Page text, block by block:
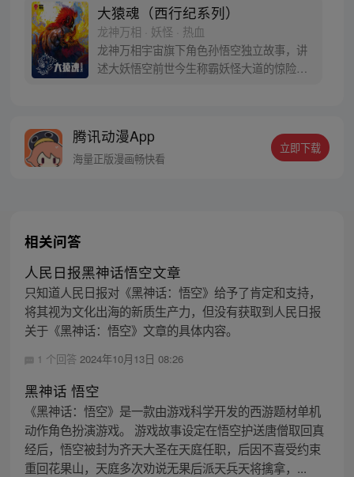
变得美好….随着阴谋慢慢揭露，暗魂四起,
为了让“永恒之火”重新归位，小狼妖白狼不
辞万难，找到唐三藏大法师，和他一起重新
寻回徒弟们，组成全新“西行小队”，再度踏
上西行之旅……
大猿魂（西行纪系列）
龙神万相 · 妖怪 · 热血
龙神万相宇宙旗下角色孙悟空独立故事，讲
述大妖悟空前世今生称霸妖怪大道的惊险历
人…六十年后，他再次破石而出，背负着守
护族人的希望和信念打败了妖怪大道的霸
腾讯动漫App
海量正版漫画畅快看
立即下载
相关问答
人民日报黑神话悟空文章
只知道人民日报对《黑神话：悟空》给予了肯定和支持，
将其视为文化出海的新质生产力，但没有获取到人民日报
关于《黑神话：悟空》文章的具体内容。
1 个回答 2024年10月13日 08:26
黑神话 悟空
《黑神话：悟空》是一款由游戏科学开发的西游题材单机
动作角色扮演游戏。 游戏故事设定在悟空护送唐僧取回真
经后，悟空被封为齐天大圣在天庭任职，后因不喜受约束
重回花果山，天庭多次劝说无果后派天兵天将擒拿，...